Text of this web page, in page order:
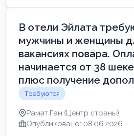
В отели Эйлата
мужчины и женщины
вакансиях повара.
начинается от 38
плюс получение
Требуются
Рамат Ган (Центр страны)
Опубликовано: 08.06.2026